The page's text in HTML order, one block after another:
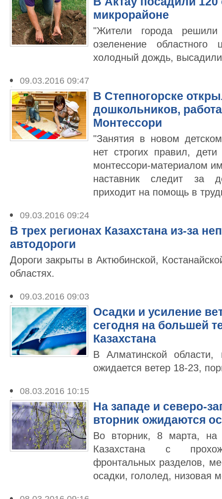
микрорайоне
"Жители города
озеленение
холодный дождь,
09.03.2016 09:47
В Степногорске
дошкольников,
Монтессори
"Занятия в новом
нет строгих правил,
монтессори-материалом
наставник следит за
приходит на помощь в
09.03.2016 09:24
В трех регионах Казахстана из-за
автодороги
Дороги закрыты в Актюбинской,
областях.
09.03.2016 09:03
Осадки и усиление
сегодня на большей
Казахстана
В Алматинской
ожидается ветер 18-23,
08.03.2016 10:15
На западе и северо-
вторник ожидаются
Во вторник, 8 марта, на
Казахстана с
фронтальных разделов,
осадки, гололед, низовая